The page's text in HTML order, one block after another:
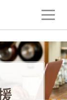
食べログの集客